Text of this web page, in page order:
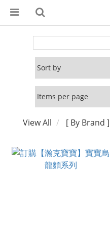
View All [ By Brand ]